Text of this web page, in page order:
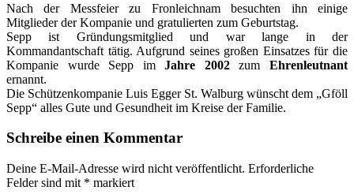
Nach der Messfeier zu Fronleichnam besuchten ihn einige
Mitglieder der Kompanie und gratulierten zum Geburtstag.
Sepp ist Gründungsmitglied und war lange in der
Kommandantschaft tätig. Aufgrund seines großen Einsatzes für die
Kompanie wurde Sepp imJahre 2002zumEhrenleutnant
ernannt.
Die Schützenkompanie Luis Egger St. Walburg wünscht dem „Gföll
Sepp“ alles Gute und Gesundheit im Kreise der Familie.
Schreibe einen Kommentar
Deine E-Mail-Adresse wird nicht veröffentlicht. Erforderliche
Felder sind mit * markiert